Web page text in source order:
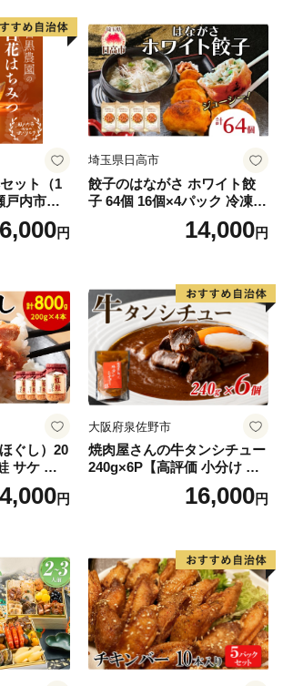
ット（1
戸内市産
パン 砂
い いい香円
埼玉県日高市
餃子のはながさ ホワイト餃
子 64個 16個×4パック 冷凍
中華 点心 B級グルメ ご当地
野菜 おつまみ おかず 簡単調
ー ギフト お取り寄せ 日高市
14,000円
ぐし）20
サケ 鮭
シャケ
ク
円
大阪府泉佐野市
焼肉屋さんの牛タンシチュー
240g×6P【高評価 小分け 惣
菜 牛たん 一人暮らし 冷凍】
16,000円